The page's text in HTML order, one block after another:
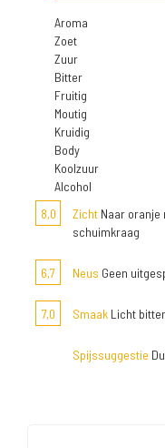
Aroma
Zoet
Zuur
Bitter
Fruitig
Moutig
Kruidig
Body
Koolzuur
Alcohol
8,0
Zicht Naar oranje
schuimkraag
6,7 Neus Geen
7,0 Smaak Licht
Spijssuggestie